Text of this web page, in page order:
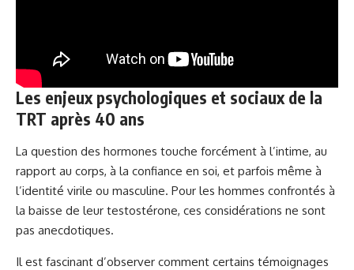
Les enjeux psychologiques et sociaux de la
TRT après 40 ans
La question des hormones touche forcément à l’intime, au
rapport au corps, à la confiance en soi, et parfois même à
l’identité virile ou masculine. Pour les hommes confrontés à
la baisse de leur testostérone, ces considérations ne sont
pas anecdotiques.
Il est fascinant d’observer comment certains témoignages